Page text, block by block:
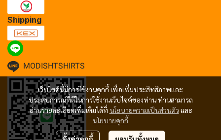
เว็บไซต์นี้มีการใช้งานคุกกี้ เพื่อเพิ่มประสิทธิภาพและ
ประสบการณ์ที่ดีในการใช้งานเว็บไซต์ของท่าน ท่านสามารถ
อ่านรายละเอียดเพิ่มเติมได้ที่ นโยบายความเป็นส่วนตัว และ
นโยบายคุกกี้
Shipping
MODISHTSHIRTS